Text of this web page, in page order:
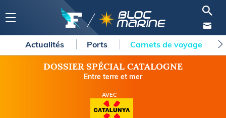
Actualités Ports Carnets de voyage
DOSSIER SPÉCIAL CATALOGNE
Entre terre et mer
AVEC